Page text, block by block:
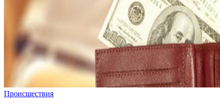
Происшествия